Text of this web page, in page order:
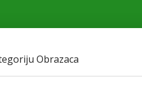
Obrazaca